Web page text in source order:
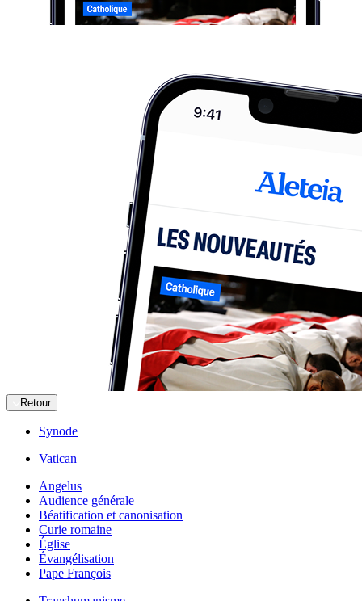
Retour
Synode
Vatican
Angelus
Audience générale
Béatification et canonisation
Curie romaine
Église
Évangélisation
Pape François